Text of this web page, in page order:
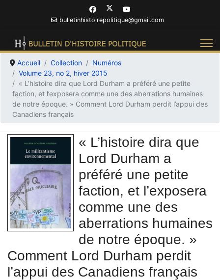
bulletinhistoirepolitique@gmail.com
Accueil Collection
Numéros
Volume 23, no 2, hiver 2015
« L’histoire dira que Lord Durham a préféré une petite
faction, et l’exposera comme une des aberrations humaines
de notre époque. » Comment Lord Durham perdit l’appui des
Canadiens français
« L’histoire dira que
Lord Durham a
préféré une petite
faction, et l’exposera
comme une des
aberrations humaines
de notre époque. »
Comment Lord Durham perdit
l’appui des Canadiens français